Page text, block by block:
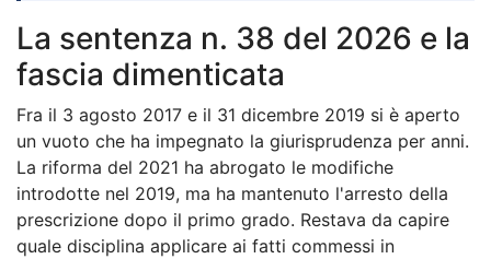
La sentenza n. 38 del 2026 e la
fascia dimenticata
Fra il 3 agosto 2017 e il 31 dicembre 2019 si è aperto
un vuoto che ha impegnato la giurisprudenza per anni.
La riforma del 2021 ha abrogato le modifiche
introdotte nel 2019, ma ha mantenuto l'arresto della
prescrizione dopo il primo grado. Restava da capire
quale disciplina applicare ai fatti commessi in